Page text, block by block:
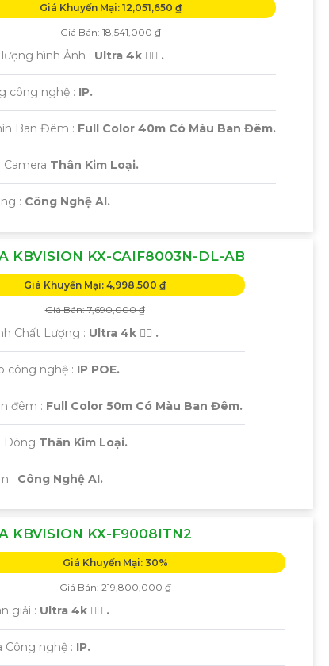
Giá Khuyến Mại: 12,051,650 ₫
Giá Bán: 18,541,000 ₫
hình Ảnh : Ultra 4k 👍🏾 .
công nghệ : IP.
Ban Đêm : Full Color 40m Có Màu Ban Đêm.
Camera Thân Kim Loại.
: Công Nghệ AI.
KBVISION KX-CAIF8003N-DL-AB
Giá Khuyến Mại: 4,998,500 ₫
Giá Bán: 7,690,000 ₫
️
Chất Lượng : Ultra 4k 👍🏾 .
công nghệ : IP POE.
đêm : Full Color 50m Có Màu Ban Đêm.
Dòng Thân Kim Loại.
: Công Nghệ AI.
KBVISION KX-F9008ITN2
Giá Khuyến Mại: 30%
Giá Bán: 219,800,000 ₫
giải : Ultra 4k 👍🏾 .
Công nghệ : IP.